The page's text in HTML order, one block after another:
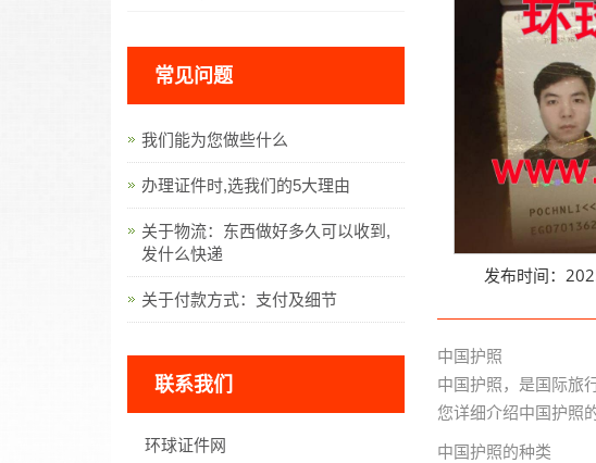
发布时间：
中国护照
中国护照，是国际旅
您详细介绍中国护照
中国护照的种类
常见问题
我们能为您做些什么
办理证件时,选我们的5大理由
关于物流：东西做好多久可以收到,
发什么快递
关于付款方式：支付及细节
联系我们
环球证件网